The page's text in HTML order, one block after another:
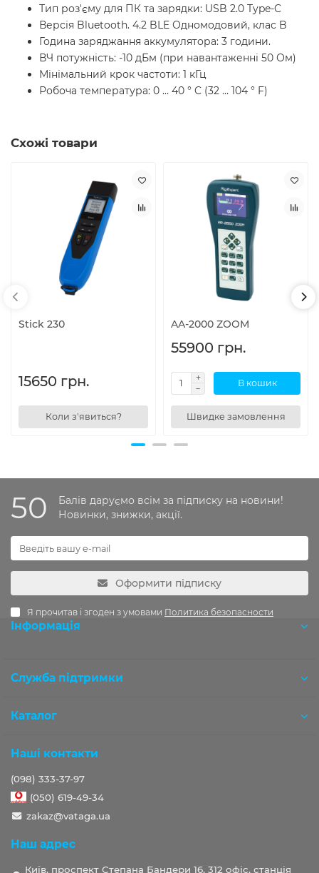
Тип роз'єму для ПК та зарядки: USB 2.0 Type-C
Версія Bluetooth. 4.2 BLE Одномодовий, клас B
Година заряджання аккумулятора: 3 години.
ВЧ потужність: -10 дБм (при навантаженні 50 Ом)
Мінімальний крок частоти: 1 кГц
Робоча температура: 0 … 40 ° C (32 … 104 ° F)
Схожі товари
Stick 230
15650 грн.
Коли з'явиться?
AA-2000 ZOOM
55900 грн.
В кошик
Швидке замовлення
50
Балів даруємо всім за підписку на новини!
Новинки, знижки, акції.
Оформити підписку
Я прочитав і згоден з умовами Политика безопасности
Інформація
Служба підтримки
Каталог
Наші контакти
(098) 333-37-97
(050) 619-49-34
zakaz@vataga.ua
Наш адрес
Київ, проспект Степана Бандери 16, 312 офіс, станція